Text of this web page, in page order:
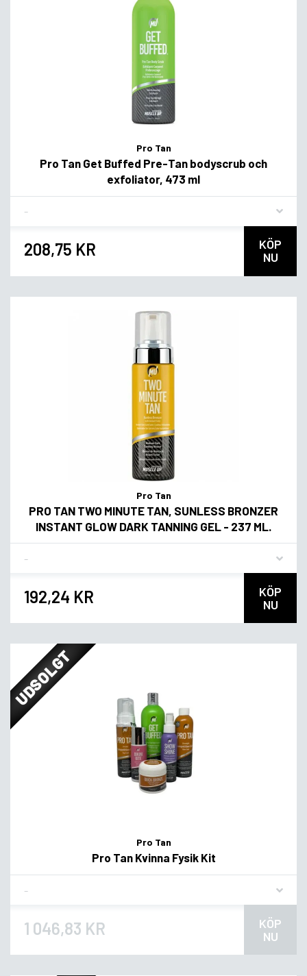
Pro Tan
Pro Tan Get Buffed Pre-Tan bodyscrub och
exfoliator, 473 ml
208,75 KR
KÖP
NU
Pro Tan
PRO TAN TWO MINUTE TAN, SUNLESS BRONZER
INSTANT GLOW DARK TANNING GEL - 237 ML.
192,24 KR
KÖP
NU
UDSOLGT
Pro Tan
Pro Tan Kvinna Fysik Kit
1 046,83 KR
KÖP
NU